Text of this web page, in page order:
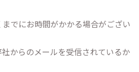
でにお時間がかかる場合がござい
からのメールを受信されているか